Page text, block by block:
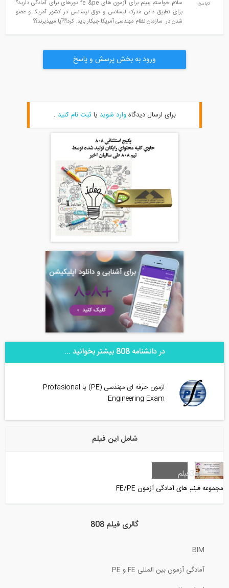
سلام خواستم ببینم برای آزمون های fe &pe دورهای برای آمادگی دارید؟
برای تطبیق دادن مدرک لیسانس و فوق لیسانس در کشور آمریکا و عضو
شدن در. سازمان نظام مهندسی آمریکا چیکار باید. کرد؟؟آیا میپذیرند؟؟
ورود به بخش پرسش و پاسخ
برای ارسال دیدگاهوارد شویدیاثبت نام کنید.
در دانشنامه 808 بیشتر بخوانید ...
آزمون حرفه ای مهندسی (PE) یا Profasional
Engineering Exam
شامل این فیلم
مجموعه فیلم های آمادگی آزمون FE/PE
359فیلم
گالری فیلم 808
BIM
آمادگی آزمون بین المللی FE و PE